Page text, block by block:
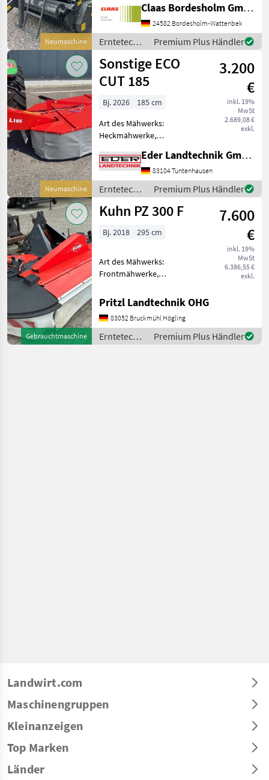
Neumaschine
mit
Presskammerdurchmesser
1, 25 m Presskammerbreite
1, 20 m / in
Serienausrüstung: Pickup:
Aufnahmebreite
Claas Bordesholm GmbH
24582 Bordesholm-Wattenbek
Erntetechnik
Grünland /
Claas
Premium Plus Händler
Neumaschine
Sonstige ECO
CUT 185
3.200
€
inkl. 19%
MwSt
2.689,08 €
exkl.
Bj. 2026
185 cm
Art des Mähwerks:
Heckmähwerke,
Rückschwenkung: mech.
Rückschwenkung,
Schnitthöhenverstellung
mechanische
Anfahrsicherung mit
hydraulischer Aushebun
Eder Landtechnik GmbH
83104 Tuntenhausen
Erntetechnik
Grünland /
Sonstige
Premium Plus Händler
Gebrauchtmaschine
Kuhn PZ 300 F
7.600
€
inkl. 19%
MwSt
6.386,55 €
exkl.
Bj. 2018 295 cm
Art des Mähwerks:
Frontmähwerke,
Schnitthöhenverstellung
sofort einsatzbereit sehr
leichtzügig Arbeitsbreite 2,
95 m Antriebssatz
1000U/min. 4 Tromm
Pritzl Landtechnik OHG
83052 Bruckmühl Högling
Erntetechnik
Grünland /
Premium Plus Händler
Landwirt.com
Maschinengruppen
Kleinanzeigen
Top Marken
Länder